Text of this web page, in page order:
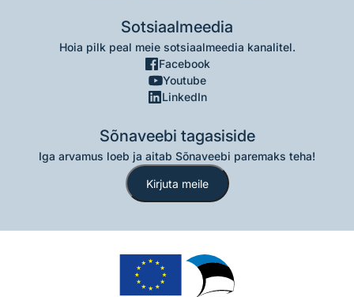
Sotsiaalmeedia
Hoia pilk peal meie sotsiaalmeedia kanalitel.
Facebook
Youtube
LinkedIn
Sõnaveebi tagasiside
Iga arvamus loeb ja aitab Sõnaveebi paremaks teha!
Kirjuta meile